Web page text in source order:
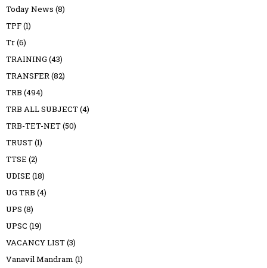
Today News (8)
TPF(1)
Tr(6)
TRAINING (43)
TRANSFER(82)
TRB (494)
TRB ALL SUBJECT(4)
TRB-TET-NET(50)
TRUST(1)
TTSE (2)
UDISE (18)
UG TRB (4)
UPS (8)
UPSC (19)
VACANCY LIST(3)
Vanavil Mandram (1)